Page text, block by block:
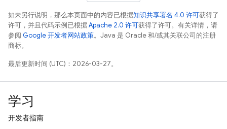
如未另行说明，那么本页面中的内容已根据知识共享署名 4.0 许可获得了
许可，并且代码示例已根据Apache 2.0 许可获得了许可。有关详情，请
参阅 Google 开发者网站政策。Java 是 Oracle 和/或其关联公司的注册
商标。
最后更新时间 (UTC)：2026-03-27。
学习
开发者指南